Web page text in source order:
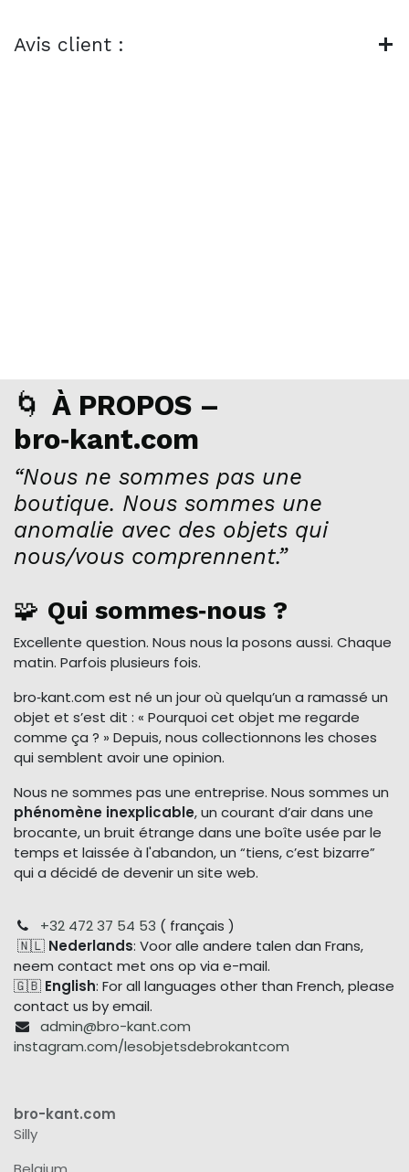
Avis client :
🌀 À PROPOS –
bro‑kant.com
“Nous ne sommes pas une
boutique. Nous sommes une
anomalie avec des objets qui
nous/vous comprennent.”
🧩 Qui sommes‑nous ?
Excellente question. Nous nous la posons aussi. Chaque
matin. Parfois plusieurs fois.
bro‑kant.com est né un jour où quelqu’un a ramassé un
objet et s’est dit : « Pourquoi cet objet me regarde
comme ça ? » Depuis, nous collectionnons les choses
qui semblent avoir une opinion.
Nous ne sommes pas une entreprise. Nous sommes un
phénomène inexplicable, un courant d’air dans une
brocante, un bruit étrange dans une boîte usée par le
temps et laissée à l'abandon, un “tiens, c’est bizarre”
qui a décidé de devenir un site web.
+32 472 37 54 53 ( français )
🇳🇱 Nederlands: Voor alle andere talen dan Frans,
neem contact met ons op via e-mail.
🇬🇧 English: For all languages other than French, please
contact us by email.
admin@bro-kant.com
instagram.com/lesobjetsdebrokantcom
bro-kant.com
Silly